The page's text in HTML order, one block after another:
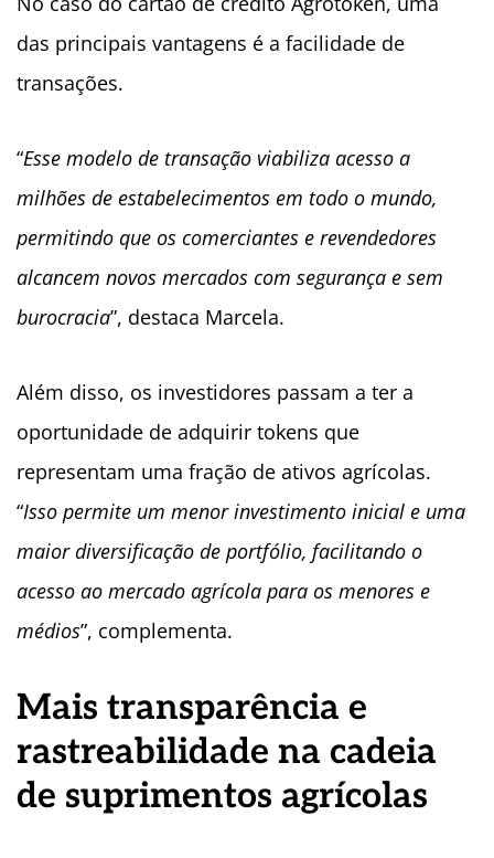
das principais vantagens é a facilidade de
transações.
“Esse modelo de transação viabiliza acesso a
milhões de estabelecimentos em todo o mundo,
permitindo que os comerciantes e revendedores
alcancem novos mercados com segurança e sem
burocracia”, destaca Marcela.
Além disso, os investidores passam a ter a
oportunidade de adquirir tokens que
representam uma fração de ativos agrícolas.
“Isso permite um menor investimento inicial e uma
maior diversificação de portfólio, facilitando o
acesso ao mercado agrícola para os menores e
médios”, complementa.
Mais transparência e
rastreabilidade na cadeia
de suprimentos agrícolas